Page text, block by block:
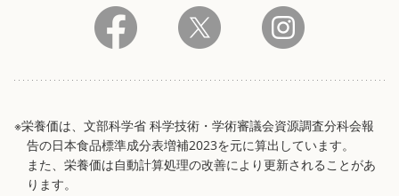
※栄養価は、文部科学省 科学技術・学術審議会資源調査分科会報
告の日本食品標準成分表増補2023を元に算出しています。
また、栄養価は自動計算処理の改善により更新されることがあ
ります。